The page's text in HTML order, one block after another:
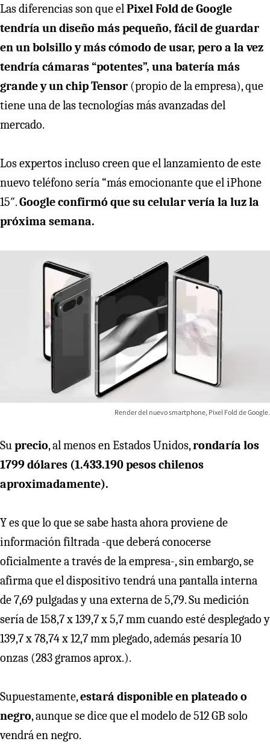
Las diferencias son que elPixel Fold de Google
tendría un diseño más pequeño, fácil de guardar
en un bolsillo y más cómodo de usar, pero a la vez
tendría cámaras “potentes”, una batería más
grande y un chip Tensor (propio de la empresa), que
tiene una de las tecnologías más avanzadas del
mercado.
Los expertos incluso creen que el lanzamiento de este
nuevo teléfono sería “más emocionante que el iPhone
15″.Google confirmó que su celular vería la luz la
próxima semana.
Render del nuevo smartphone, Pixel Fold de Google.
Suprecio, al menos en Estados Unidos,rondaría los
1799 dólares (1.433.190 pesos chilenos
aproximadamente).
Y es que lo que se sabe hasta ahora proviene de
información filtrada -que deberá conocerse
oficialmente a través de la empresa-, sin embargo, se
afirma que el dispositivo tendrá una pantalla interna
de 7,69 pulgadas y una externa de 5,79. Su medición
sería de 158,7 x 139,7 x 5,7 mm cuando esté desplegado y
139,7 x 78,74 x 12,7 mm plegado, además pesaría 10
onzas (283 gramos aprox.).
Supuestamente,estará disponible en plateado o
negro, aunque se dice que el modelo de 512 GB solo
vendrá en negro.